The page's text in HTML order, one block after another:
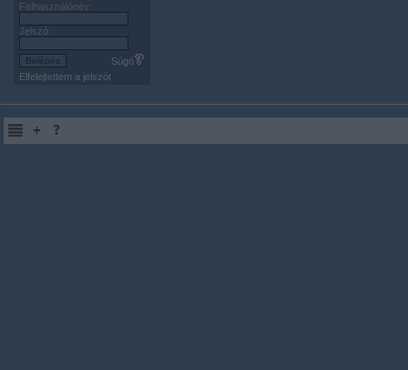
Felhasználónév:
Jelszó:
Súgó
Elfelejtettem a jelszót